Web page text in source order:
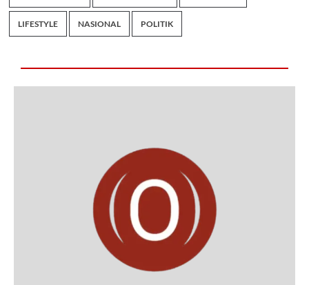
LIFESTYLE NASIONAL POLITIK